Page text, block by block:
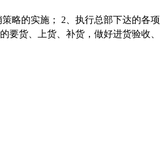
略的实施； 2、执行总部下达的各项
要货、上货、补货，做好进货验收、